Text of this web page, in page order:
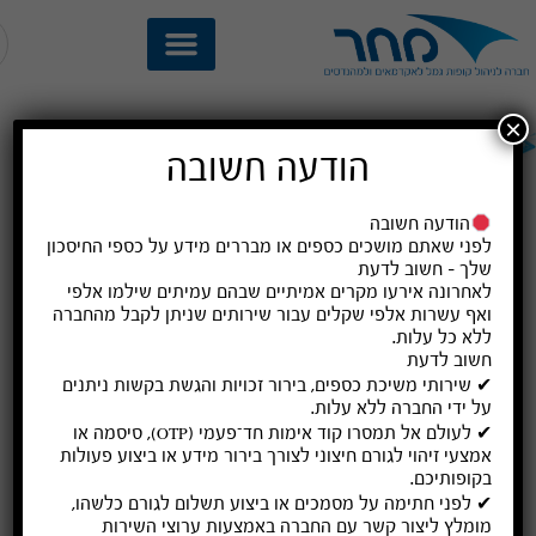
דמי ניהול
מידע לעמית» דמי ניהול
דמי ניהול הקופה
שם
הקופה
ניהול
שגבתה
הקרן
בפועל
לשנת
ת
הישירו
שנגבו
לשנת
צפויה
קופת 0.43%
0.33%
0.84%
הודעה חשובה
הודעה חשובה
לפני שאתם מושכים כספים או מבררים מידע על כספי החיסכון
שלך – חשוב לדעת
לאחרונה אירעו מקרים אמיתיים שבהם עמיתים שילמו אלפי
ואף עשרות אלפי שקלים עבור שירותים שניתן לקבל מהחברה
ללא כל עלות.
חשוב לדעת
✔ שירותי משיכת כספים, בירור זכויות והגשת בקשות ניתנים
על ידי החברה ללא עלות.
✔ לעולם אל תמסרו קוד אימות חד־פעמי (OTP), סיסמה או
אמצעי זיהוי לגורם חיצוני לצורך בירור מידע או ביצוע פעולות
בקופותיכם.
✔ לפני חתימה על מסמכים או ביצוע תשלום לגורם כלשהו,
מומלץ ליצור קשר עם החברה באמצעות ערוצי השירות
×